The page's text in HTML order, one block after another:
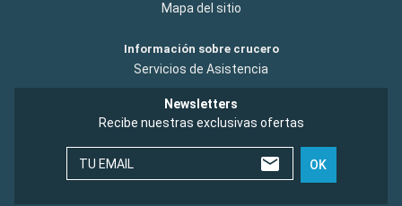
Mapa del sitio
Información sobre crucero
Servicios de Asistencia
Newsletters
Recibe nuestras exclusivas ofertas
TU EMAIL OK